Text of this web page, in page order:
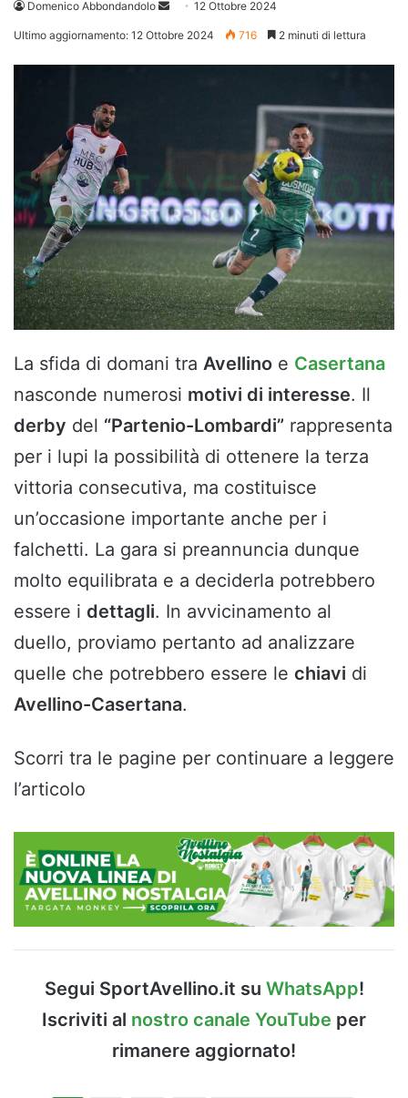
Domenico Abbondandolo
Invia 12 Ottobre 2024
Ultimo aggiornamento: 12 Ottobre 2024 716 2 minuti di lettura
La sfida di domani tra Avellino e Casertana
nasconde numerosi motivi di interesse. Il
derby del “Partenio-Lombardi” rappresenta
per i lupi la possibilità di ottenere la terza
vittoria consecutiva, ma costituisce
un’occasione importante anche per i
falchetti. La gara si preannuncia dunque
molto equilibrata e a deciderla potrebbero
essere i dettagli. In avvicinamento al
duello, proviamo pertanto ad analizzare
quelle che potrebbero essere le chiavi di
Avellino-Casertana.
Scorri tra le pagine per continuare a leggere
l’articolo
Segui SportAvellino.it su WhatsApp!
Iscriviti al nostro canale YouTube per
rimanere aggiornato!